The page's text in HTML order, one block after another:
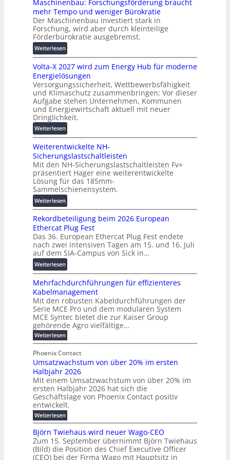
i
e
r
u
n
g
s
l
ö
s
u
n
g
e
n
e
s
c
h
u
t
z
u
n
d
d
i
g
i
t
a
l
e
T
r
a
n
s
p
a
r
e
n
z
Maschinenbau: Forschungsförderung braucht
mehr Tempo und weniger Bürokratie
Der Maschinenbau investiert stark in
Forschung, wird aber durch kleinteilige
Förderbürokratie ausgebremst.
Weiterlesen:
M
a
s
c
h
i
n
e
n
b
a
u
:
F
o
r
s
h
u
n
g
s
f
r
d
e
r
u
n
g
b
r
a
u
c
h
t
m
e
h
r
T
Volta-X 2027 wird zum Energy Hub für moderne
Energielösungen
Versorgungssicherheit, Wettbewerbsfähigkeit
und Klimaschutz zusammenbringen: Vor dieser
Aufgabe stehen Unternehmen, Kommunen
und Energiewirtschaft aktuell mit neuer
Dringlichkeit.
Weiterlesen:
V
o
l
t
a
-
X
2
0
2
7
w
i
r
d
z
u
m
E
n
e
r
g
u
b
f
ü
r
m
o
d
e
r
Weiterentwickelte NH-
Sicherungslastschaltleisten
Mit den NH-Sicherungslastschaltleisten Fv+
präsentiert Hager eine weiterentwickelte
Lösung für das 185mm-
Sammelschienensystem.
Weiterlesen:
W
e
i
t
e
r
e
n
t
w
i
c
k
e
l
e
N
H
-
S
i
c
h
e
r
u
Rekordbeteiligung beim 2026 European
Ethercat Plug Fest
Das 36. European Ethercat Plug Fest endete
nach zwei intensiven Tagen am 15. und 16. Juli
auf dem SIA-Campus von Sick in…
Weiterlesen:
R
e
k
o
r
d
b
e
e
i
l
i
g
u
n
g
b
e
i
m
Mehrfachdurchführungen für effizienteres
Kabelmanagement
Mit den robusten Kabeldurchführungen der
Serie MCE Pro und dem modularen System
MCE Syntec bietet die zur Kaiser Group
gehörende Agro vielfältige…
Weiterlesen:
M
h
r
f
a
c
h
d
u
r
c
f
ü
h
r
Phoenix Contact
Umsatzwachstum von über 20% im ersten
Halbjahr 2026
Mit einem Umsatzwachstum von über 20% im
ersten Halbjahr 2026 hat sich die
Geschäftslage von Phoenix Contact positiv
entwickelt.
Weiterlesen:
U
m
s
a
t
z
Björn Twiehaus wird neuer Wago-CEO
Zum 15. September übernimmt Björn Twiehaus
(Bild) die Position des Chief Executive Officer
(CEO) bei der Firma Wago mit Hauptsitz in